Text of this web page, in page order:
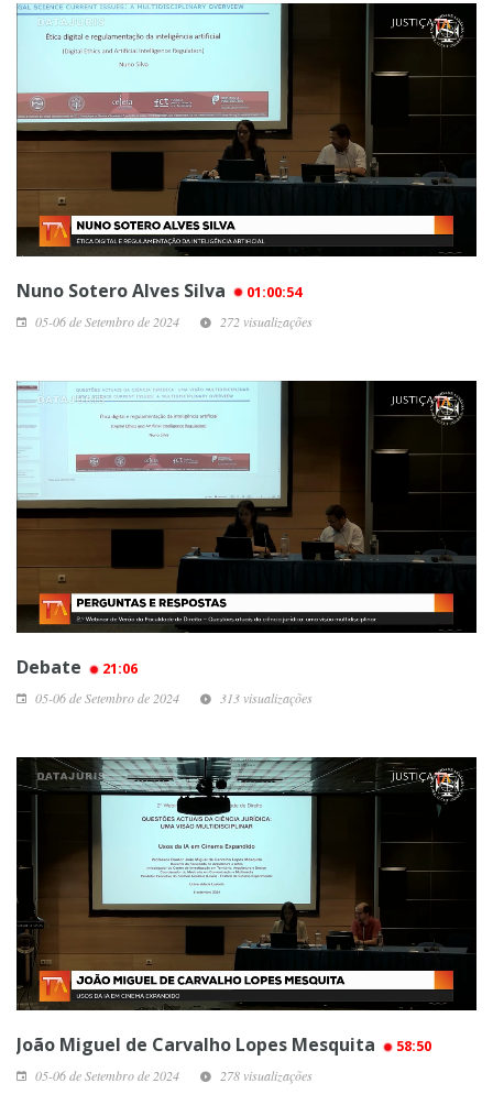
Nuno Sotero Alves Silva 01:00:54
05-06 de Setembro de 2024 272 visualizações
Debate 21:06
05-06 de Setembro de 2024 313 visualizações
João Miguel de Carvalho Lopes Mesquita 58:50
05-06 de Setembro de 2024 278 visualizações